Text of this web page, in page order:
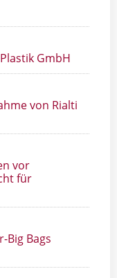
GmbH
von Rialti
vor
für
Big Bags